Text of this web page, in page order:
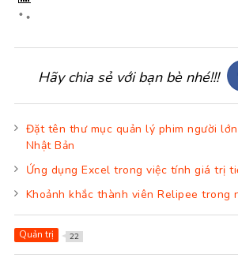
Hãy chia sẻ với bạn bè nhé!!!
Đặt tên thư mục quản lý phim người
Nhật Bản
Ứng dụng Excel trong việc tính giá trị
Khoảnh khắc thành viên Relipee trong
Quản trị 22